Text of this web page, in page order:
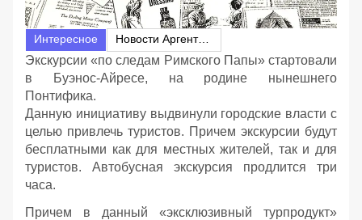
Интересное Новости Аргентины
Экскурсии «по следам Римского Папы» стартовали
в Буэнос-Айресе, на родине нынешнего
Понтифика.
Данную инициативу выдвинули городские власти с
целью привлечь туристов. Причем экскурсии будут
бесплатными как для местных жителей, так и для
туристов. Автобусная экскурсия продлится три
часа.
Причем в данный «эксклюзивный турпродукт»